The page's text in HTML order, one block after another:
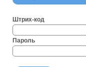
Штрих-код
Пароль